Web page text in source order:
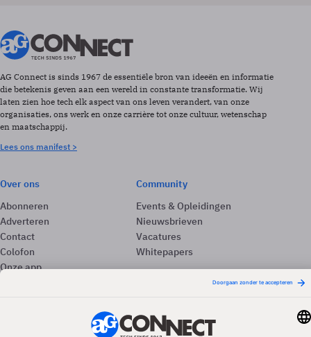
AG Connect is sinds 1967 de essentiële bron van ideeën en informatie
die betekenis geven aan een wereld in constante transformatie. Wij
laten zien hoe tech elk aspect van ons leven verandert, van onze
organisaties, ons werk en onze carrière tot onze cultuur, wetenschap
en maatschappij.
Lees ons manifest >
Over ons
Abonneren
Adverteren
Contact
Colofon
Onze app
Community
Events & Opleidingen
Nieuwsbrieven
Vacatures
Whitepapers